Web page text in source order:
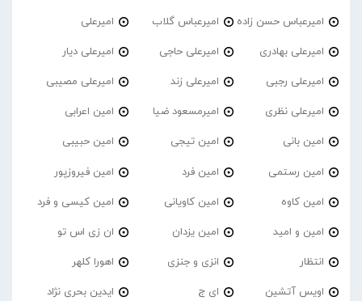
امیرعباس حسن زاده امیرعباس گلاب امیرعلی
امیرعلی بهادری امیرعلی حاجی امیرعلی دیار
امیرعلی رجبی امیرعلی زند امیرعلی مصیبی
امیرعلی نظری امیرمسعود ضیا امین اعرابی
امین بانی امین تیجی امین حبیبی
امین رستمی امین فرد امین فیروزپور
امین کاوه امین کاویانی امین کیسی و فرد
امین و امید امین یزدان ان زی اس تو
انتظار انزی و جنزی اهورا کلهر
اویس آتشین ای ج ایدین بحری نژاد